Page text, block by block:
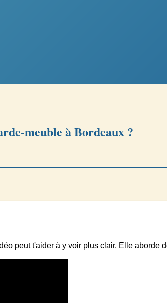
meuble à Bordeaux ?
peut t'aider à y voir plus clair. Elle